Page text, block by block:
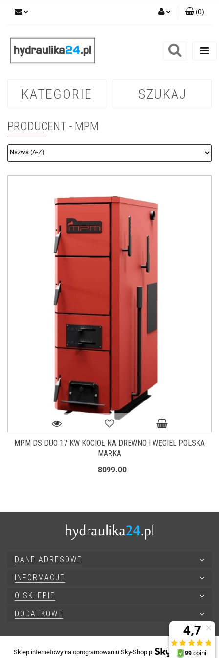
Zarejestruj się
(0)
KATEGORIE SZUKAJ
PRODUCENT - MPM
MPM DS DUO 17 KW KOCIOŁ NA DREWNO I WĘGIEL POLSKA
MARKA
8099.00
DANE ADRESOWE
INFORMACJE
O SKLEPIE
DODATKOWE
Sklep internetowy na oprogramowaniu Sky-Shop.pl